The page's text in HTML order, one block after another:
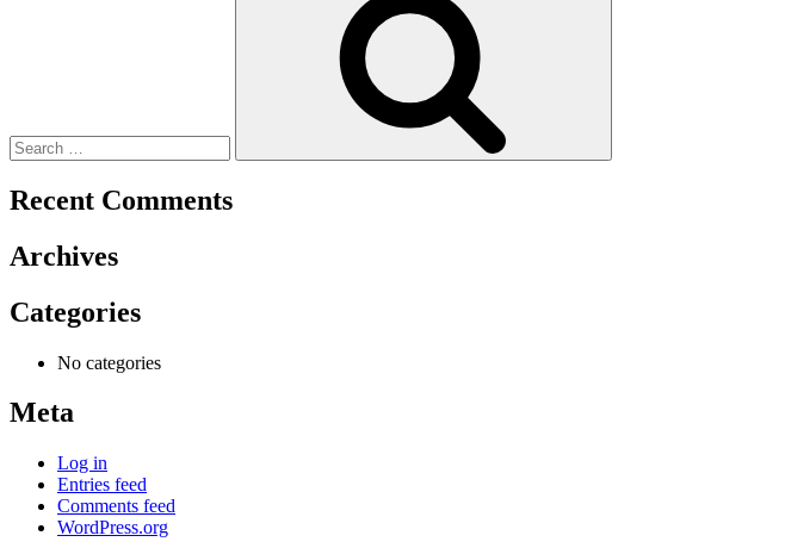
Recent Comments
Archives
Categories
No categories
Meta
Log in
Entries feed
Comments feed
WordPress.org